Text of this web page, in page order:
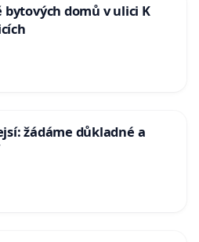
domů v ulici K
žádáme důkladné a